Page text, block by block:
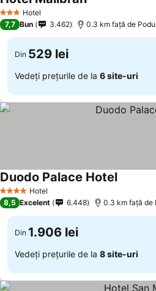
3 SteleHotel
Vedeți prețurile
7,7 Bun 3.462 0.3 km faţă de
Din 529 lei
Vedeți prețurile de la 6 site-uri
4 Stele Hotel
Duodo Palace HotelVedeți
8,5 Excelent 6.448 0.3 km faţă de
Din 1.906 lei
Vedeți prețurile de la 8 site-uri